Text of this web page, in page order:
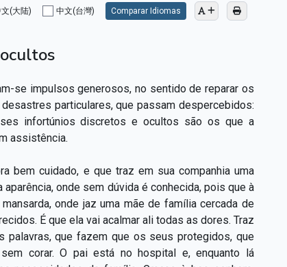
(大陆) 中文(台灣) Comparar Idiomas
se impulsos generosos, no sentido de reparar os
particulares, que passam despercebidos:
infortúnios discretos e ocultos são os que a
assistência.
bem cuidado, e que traz em sua companhia uma
onde sem dúvida é conhecida, pois que à
onde jaz uma mãe de família cercada de
É que ela vai acalmar ali todas as dores. Traz
palavras, que fazem que os seus protegidos, que
corar. O pai está no hospital e, enquanto lá